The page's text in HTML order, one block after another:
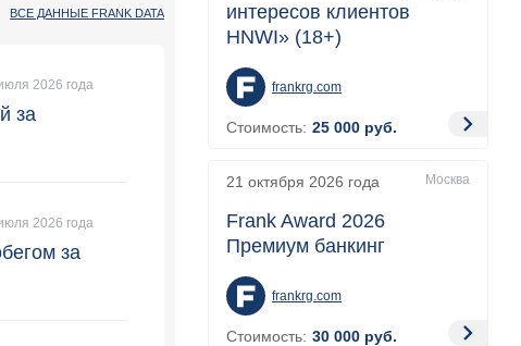
ВСЕ ДАННЫЕ FRANK DATA
2026 года
за
2026 года
за
интересов клиентов
HNWI» (18+)
frankrg.com
Стоимость: 25 000 руб.
21 октября 2026 года Москва
Frank Award 2026
Премиум банкинг
frankrg.com
Стоимость: 30 000 руб.